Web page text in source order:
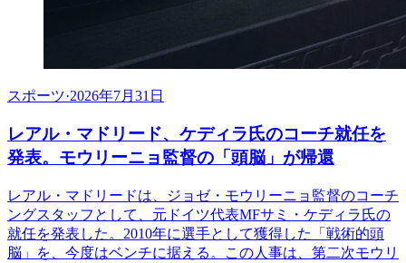
スポーツ·2026年7月31日
レアル・マドリード、ケディラ氏のコーチ就任を
発表。モウリーニョ監督の「頭脳」が帰還
レアル・マドリードは、ジョゼ・モウリーニョ監督のコーチ
ングスタッフとして、元ドイツ代表MFサミ・ケディラ氏の
就任を発表した。2010年に選手として獲得した「戦術的頭
脳」を、今度はベンチに据える。この人事は、第二次モウリ